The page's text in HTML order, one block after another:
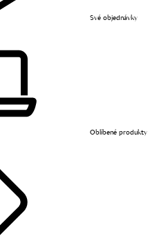
Své objednávky
Oblíbené produkty